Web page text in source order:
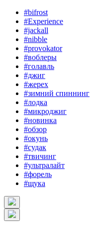
#bifrost
#Experience
#jackall
#nibble
#provokator
#воблеры
#голавль
#джиг
#жерех
#зимний спиннинг
#лодка
#микроджиг
#новинка
#обзор
#окунь
#судак
#твичинг
#ультралайт
#форель
#щука